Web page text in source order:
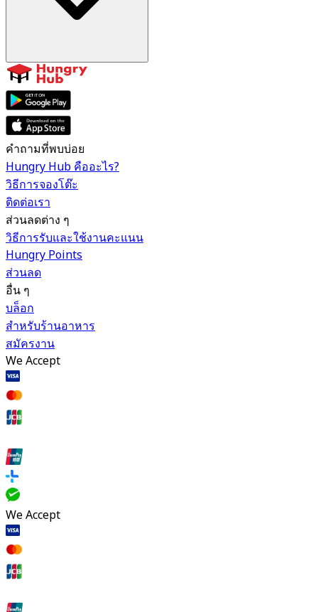
คำถามที่พบบ่อย
Hungry Hub คืออะไร?
วิธีการจองโต๊ะ
ติดต่อเรา
ส่วนลดต่าง ๆ
วิธีการรับและใช้งานคะแนน
Hungry Points
ส่วนลด
อื่น ๆ
บล็อก
สำหรับร้านอาหาร
สมัครงาน
We Accept
We Accept